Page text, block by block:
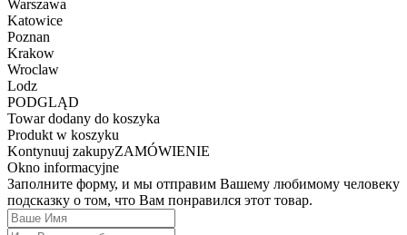
Warszawa
Katowice
Poznan
Krakow
Wroclaw
Lodz
PODGLĄD
Towar dodany do koszyka
Produkt w koszyku
Kontynuuj zakupyZAMÓWIENIE
Okno informacyjne
Заполните форму, и мы отправим Вашему любимому человеку
подсказку о том, что Вам понравился этот товар.